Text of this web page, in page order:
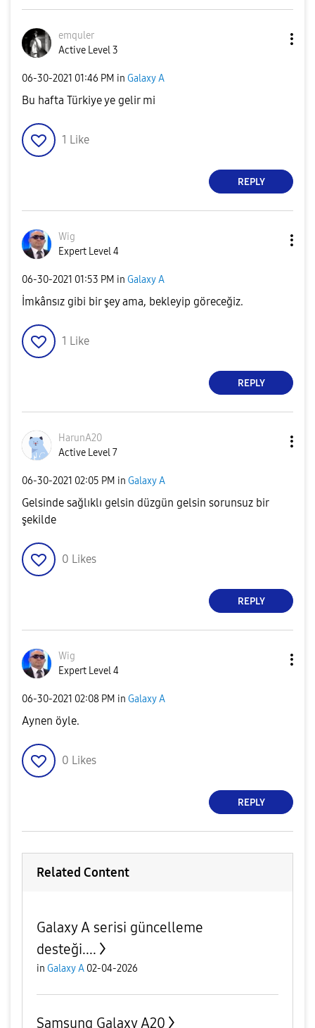
emquler
Active Level 3
‎06-30-2021 01:46 PM in Galaxy A
Bu hafta Türkiye ye gelir mi
1 Like
REPLY
Wig
Expert Level 4
‎06-30-2021 01:53 PM in Galaxy A
İmkânsız gibi bir şey ama, bekleyip göreceğiz.
1 Like
REPLY
HarunA20
Active Level 7
‎06-30-2021 02:05 PM in Galaxy A
Gelsinde sağlıklı gelsin düzgün gelsin sorunsuz bir
şekilde
0 Likes
REPLY
Wig
Expert Level 4
‎06-30-2021 02:08 PM in Galaxy A
Aynen öyle.
0 Likes
REPLY
Related Content
Galaxy A serisi güncelleme
desteği....
in Galaxy A 02-04-2026
Samsung Galaxy A20